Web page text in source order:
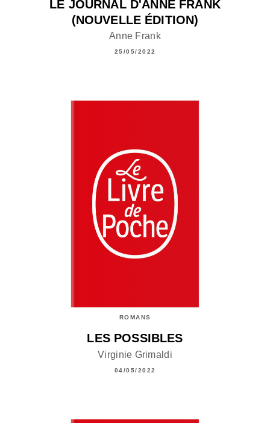
LE JOURNAL D'ANNE FRANK
(NOUVELLE ÉDITION)
Anne Frank
25/05/2022
ROMANS
LES POSSIBLES
Virginie Grimaldi
04/05/2022